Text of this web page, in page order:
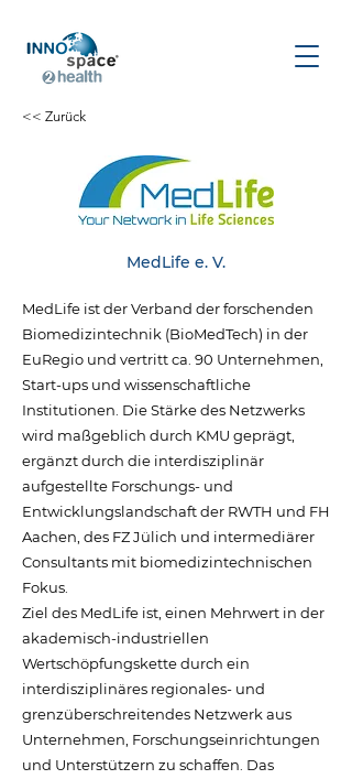
<< Zurück
MedLife e. V.
MedLife ist der Verband der forschenden
Biomedizintechnik (BioMedTech) in der
EuRegio und vertritt ca. 90 Unternehmen,
Start-ups und wissenschaftliche
Institutionen. Die Stärke des Netzwerks
wird maßgeblich durch KMU geprägt,
ergänzt durch die interdisziplinär
aufgestellte Forschungs- und
Entwicklungslandschaft der RWTH und FH
Aachen, des FZ Jülich und intermediärer
Consultants mit biomedizintechnischen
Fokus.
Ziel des MedLife ist, einen Mehrwert in der
akademisch-industriellen
Wertschöpfungskette durch ein
interdisziplinäres regionales- und
grenzüberschreitendes Netzwerk aus
Unternehmen, Forschungseinrichtungen
und Unterstützern zu schaffen. Das